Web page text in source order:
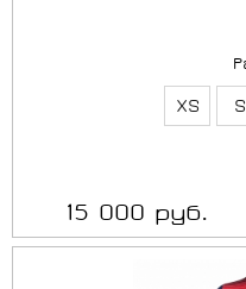
XS S
15 000 руб.